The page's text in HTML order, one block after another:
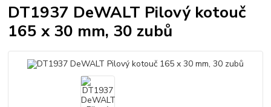
DT1937 DeWALT Pilový kotouč
165 x 30 mm, 30 zubů